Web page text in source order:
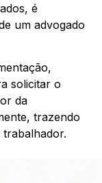
é
um advogado
solicitar o
da
trazendo
trabalhador.